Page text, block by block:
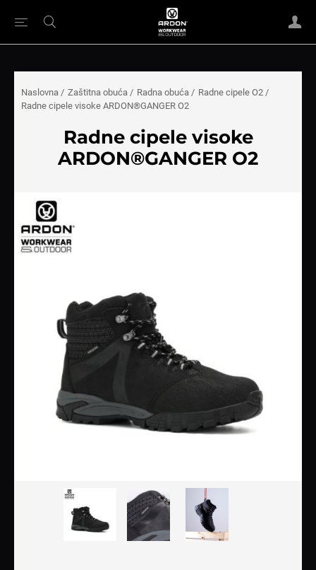
Naslovna / Zaštitna obuća / Radna obuća / Radne cipele O2 /
Radne cipele visoke ARDON®GANGER O2
Radne cipele visoke
ARDON®GANGER O2